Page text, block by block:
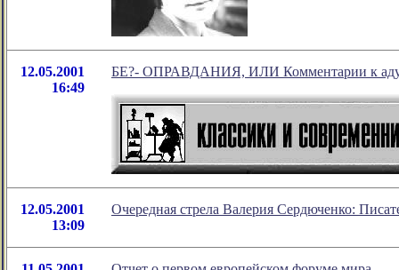
12.05.2001
16:49
БЕ?- ОПРАВДАНИЯ, ИЛИ Комментарии к
12.05.2001
13:09
Очередная стрела Валерия Сердюченко: